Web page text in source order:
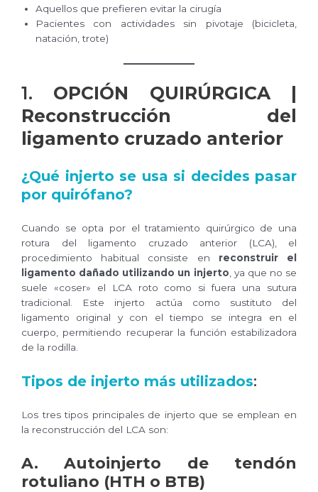
Aquellos que prefieren evitar la cirugía
Pacientes con actividades sin pivotaje (bicicleta,
natación, trote)
1. OPCIÓN QUIRÚRGICA |
Reconstrucción del
ligamento cruzado anterior
¿Qué injerto se usa si decides pasar
por quirófano?
Cuando se opta por el tratamiento quirúrgico de una
rotura del ligamento cruzado anterior (LCA), el
procedimiento habitual consiste en reconstruir el
ligamento dañado utilizando un injerto , ya que no se
suele «coser» el LCA roto como si fuera una sutura
tradicional. Este injerto actúa como sustituto del
ligamento original y con el tiempo se integra en el
cuerpo, permitiendo recuperar la función estabilizadora
de la rodilla.
Tipos de injerto más utilizados:
Los tres tipos principales de injerto que se emplean en
la reconstrucción del LCA son:
A.
Autoinjerto de tendón
rotuliano (HTH o BTB)